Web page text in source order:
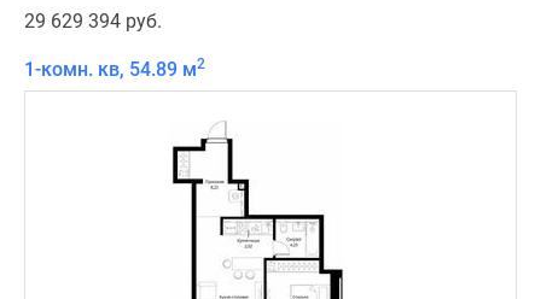
29 629 394 руб.
1-комн. кв, 54.89 м2